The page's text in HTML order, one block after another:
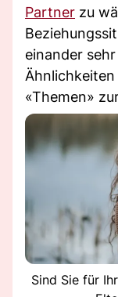
Partner zu
einander
«Themen»
Sind Sie für